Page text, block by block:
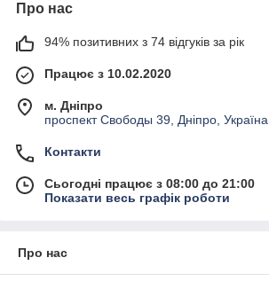
Про нас
94% позитивних з 74 відгуків за рік
Працює з 10.02.2020
м. Дніпро
проспект Свободы 39, Дніпро, Україна
Контакти
Сьогодні працює з 08:00 до 21:00
Показати весь графік роботи
Про нас